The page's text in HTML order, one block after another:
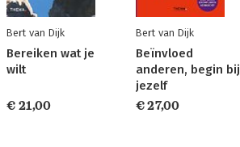
Bert van Dijk
Bereiken wat je
wilt
€ 21,00
Bert van Dijk
Beïnvloed
anderen, begin bij
jezelf
€ 27,00